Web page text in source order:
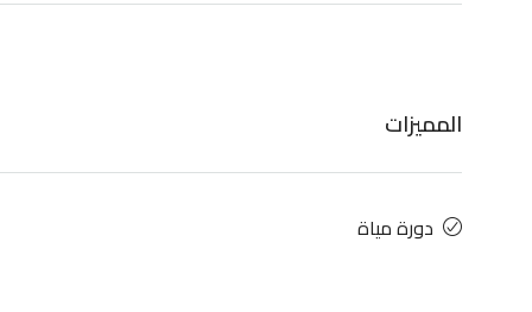
المميزات
دورة مياة